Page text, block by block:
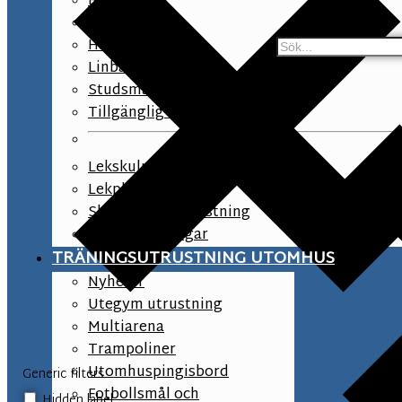
Generic filters
Hinderbana
Linbanor
Studsmattor
Tillgänglig lek
Lekskulpturer
Lekplats tillbehör
Skolgård lekutrustning
Asfaltsmålningar
TRÄNINGSUTRUSTNING UTOMHUS
Nyheter
Utegym utrustning
Multiarena
Trampoliner
Utomhuspingisbord
Fotbollsmål och